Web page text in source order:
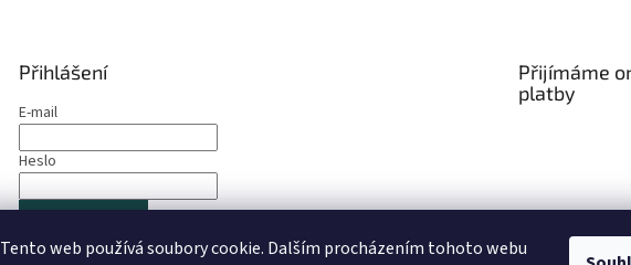
Tento web používá soubory cookie. Dalším procházením tohoto webu
Přihlášení
E-mail
Heslo
Nová registraceZapomenuté heslo
Přijímáme
platby